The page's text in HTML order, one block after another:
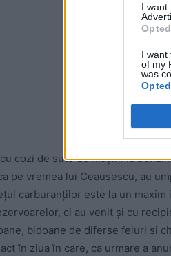
I want
I want
of my
was
cozi de sute de mașini la
pe vremea lui Ceaușescu, au
carburanților este la un
ci au venit și cu
bidoane de diferse feluri și
în ziua în care, ca urmare a